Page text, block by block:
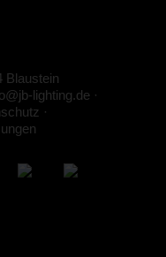
Blaustein
lighting.de ·
·